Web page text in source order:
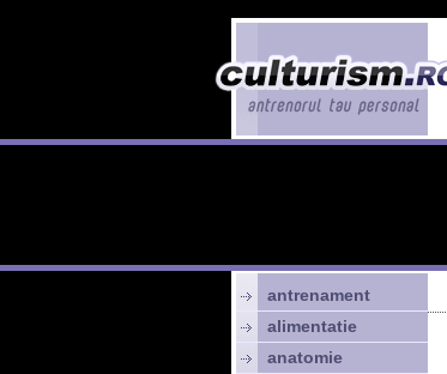
antrenament
alimentatie
anatomie